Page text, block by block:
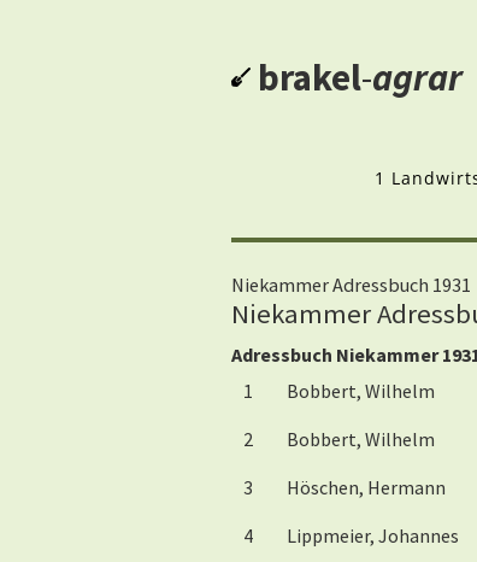
brakel-agrar
1
Niekammer Adressbuch 1931
Niekammer
Adressbuch Niekammer
1
Bobbert, Wilhelm
2
Bobbert, Wilhelm
3
Höschen, Hermann
4
Lippmeier, Johannes